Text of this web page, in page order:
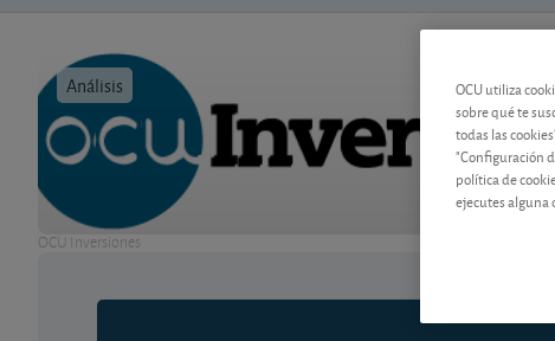
Análisis Tiempo de
OCU Inversiones
OCU utiliza
sobre qué te
todas las
"Configuración
política de
ejecutes alguna